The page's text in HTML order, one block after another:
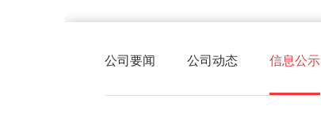
公司要闻 公司动态 信息公示